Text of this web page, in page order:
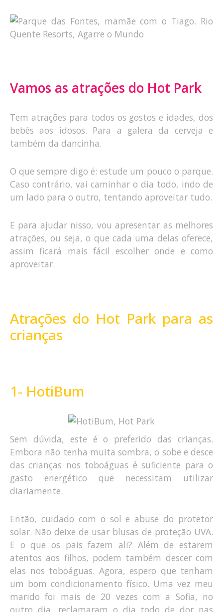
Vamos as atrações do Hot Park
Tem atrações para todos os gostos e idades, dos
bebês aos idosos. Para a galera da cerveja e
também da dancinha.
O que sempre digo é: estude um pouco o parque.
Caso contrário, vai caminhar o dia todo, indo de
um lado para o outro, tentando aproveitar tudo.
E para ajudar nisso, vou apresentar as melhores
atrações, ou seja, o que cada uma delas oferece,
assim ficará mais fácil escolher onde e como
aproveitar.
Atrações do Hot Park para as
crianças
1- HotiBum
Sem dúvida, este é o preferido das crianças.
Embora não tenha muita sombra, o sobe e desce
das crianças nos toboáguas é suficiente para o
gasto energético que necessitam utilizar
diariamente.
Então, cuidado com o sol e abuse do protetor
solar. Não deixe de usar blusas de proteção UVA.
E o que os pais fazem ali? Além de estarem
atentos aos filhos, podem também descer com
elas nos toboáguas. Agora, espero que tenham
um bom condicionamento físico. Uma vez meu
marido foi mais de 20 vezes com a Sofia, no
outro dia, reclamaram o dia todo de dor nas